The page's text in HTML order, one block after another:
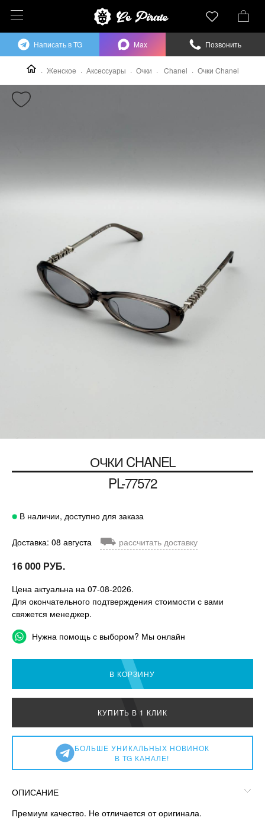
Женское Аксессуары Очки Chanel Очки Chanel
ОЧКИ CHANEL
PL-77572
В наличии, доступно для заказа
Доставка: 08 августа ⛟ рассчитать доставку
16 000 РУБ.
Цена актуальна на 07-08-2026.
Для окончательного подтверждения стоимости с вами
свяжется менеджер.
Нужна помощь с выбором? Мы онлайн
В КОРЗИНУ
КУПИТЬ В 1 КЛИК
БОЛЬШЕ УНИКАЛЬНЫХ НОВИНОК
В TG КАНАЛЕ!
ОПИСАНИЕ
Премиум качество. Не отличается от оригинала.
Написать в TG Max Позвонить